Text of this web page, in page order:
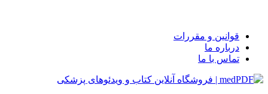
قوانین و مقررات
درباره ما
تماس با ما